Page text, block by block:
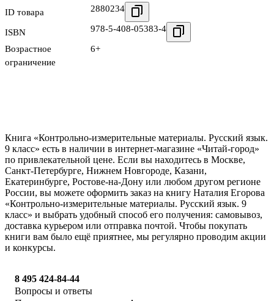
ID товара
2880234
ISBN 978-5-408-05383-4
Возрастное
ограничение
6+
Книга «Контрольно-измерительные материалы. Русский язык.
9 класс» есть в наличии в интернет-магазине «Читай-город»
по привлекательной цене. Если вы находитесь в Москве,
Санкт-Петербурге, Нижнем Новгороде, Казани,
Екатеринбурге, Ростове-на-Дону или любом другом регионе
России, вы можете оформить заказ на книгу Наталия Егорова
«Контрольно-измерительные материалы. Русский язык. 9
класс» и выбрать удобный способ его получения: самовывоз,
доставка курьером или отправка почтой. Чтобы покупать
книги вам было ещё приятнее, мы регулярно проводим акции
и конкурсы.
8 495 424-84-44
Вопросы и ответы